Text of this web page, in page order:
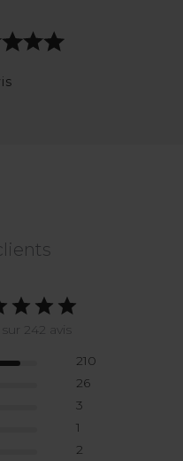
242 avis
210
26
3
1
2